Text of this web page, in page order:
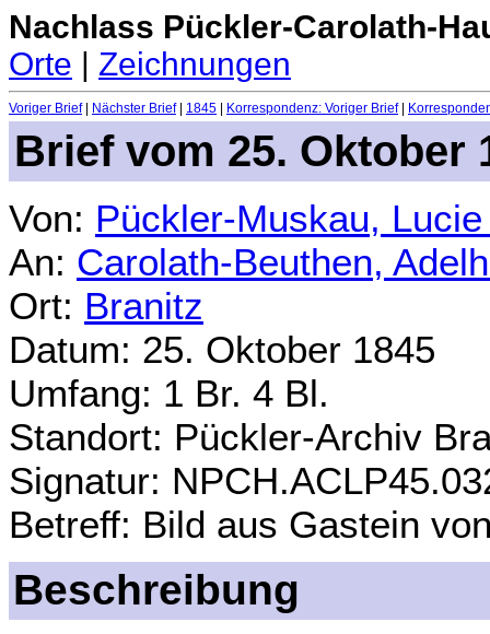
Nachlass Pückler-Carolath-
Orte | Zeichnungen
Voriger Brief| Nächster Brief| 1845 Korrespondenz: Voriger Brief|
Brief vom 25. Oktober
Von: Pückler-Muskau,
An: Carolath-Beuthen,
Ort: Branitz
Datum: 25. Oktober 1845
Umfang: 1 Br. 4 Bl.
Standort: Pückler-Archiv
Signatur:
Betreff: Bild aus Gastein
Beschreibung